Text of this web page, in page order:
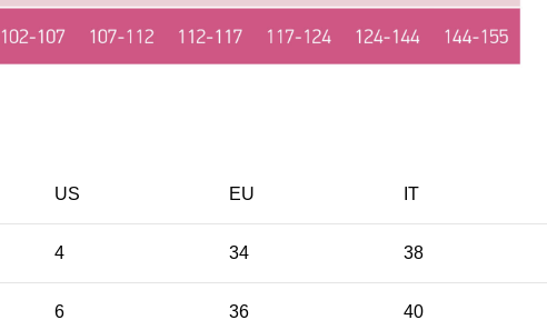
US EU ΙΤ
4 34 38
6 36 40